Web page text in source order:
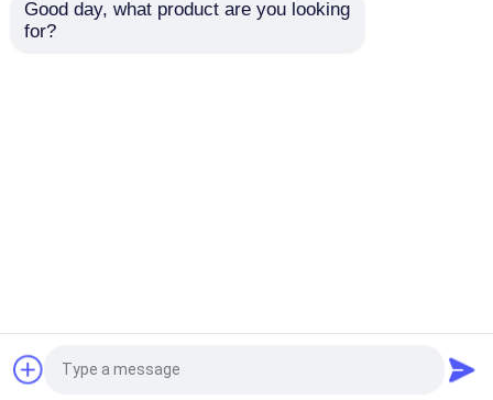
VVTのキット
タイミングのチェーン テンショナー
前BMW1 BMW3 X1 X3
場.Copyright © 2026 YUHUAN KAILI AUTO PARTS
Good day, what product are you looking
for?